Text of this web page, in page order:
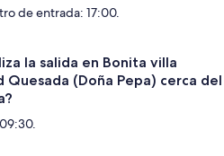
de entrada: 17:00.
la salida en Bonita villa
Quesada (Doña Pepa) cerca del